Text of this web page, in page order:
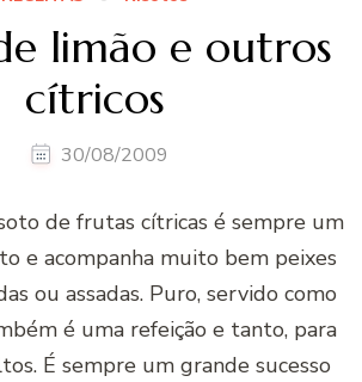
limão e outros
cí­tricos
30/08/2009
de frutas cítricas é sempre um
e acompanha muito bem peixes
ou assadas. Puro, servido como
é uma refeição e tanto, para
É sempre um grande sucesso